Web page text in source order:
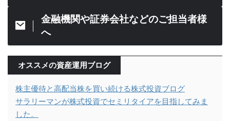
金融機関や証券会社などのご担当者様
へ
オススメの資産運用ブログ
株主優待と高配当株を買い続ける株式投資ブログ
サラリーマンが株式投資でセミリタイアを目指してみま
した。